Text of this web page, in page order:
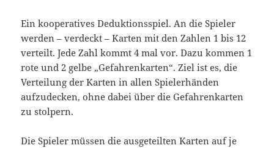
Ein kooperatives Deduktionsspiel. An die Spieler
werden – verdeckt – Karten mit den Zahlen 1 bis 12
verteilt. Jede Zahl kommt 4 mal vor. Dazu kommen 1
rote und 2 gelbe „Gefahrenkarten“. Ziel ist es, die
Verteilung der Karten in allen Spielerhänden
aufzudecken, ohne dabei über die Gefahrenkarten
zu stolpern.
Die Spieler müssen die ausgeteilten Karten auf je